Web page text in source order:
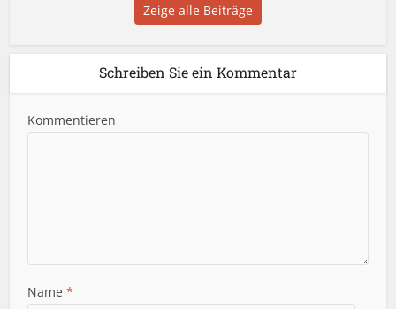
Zeige alle Beiträge
Schreiben Sie ein Kommentar
Kommentieren
Name*